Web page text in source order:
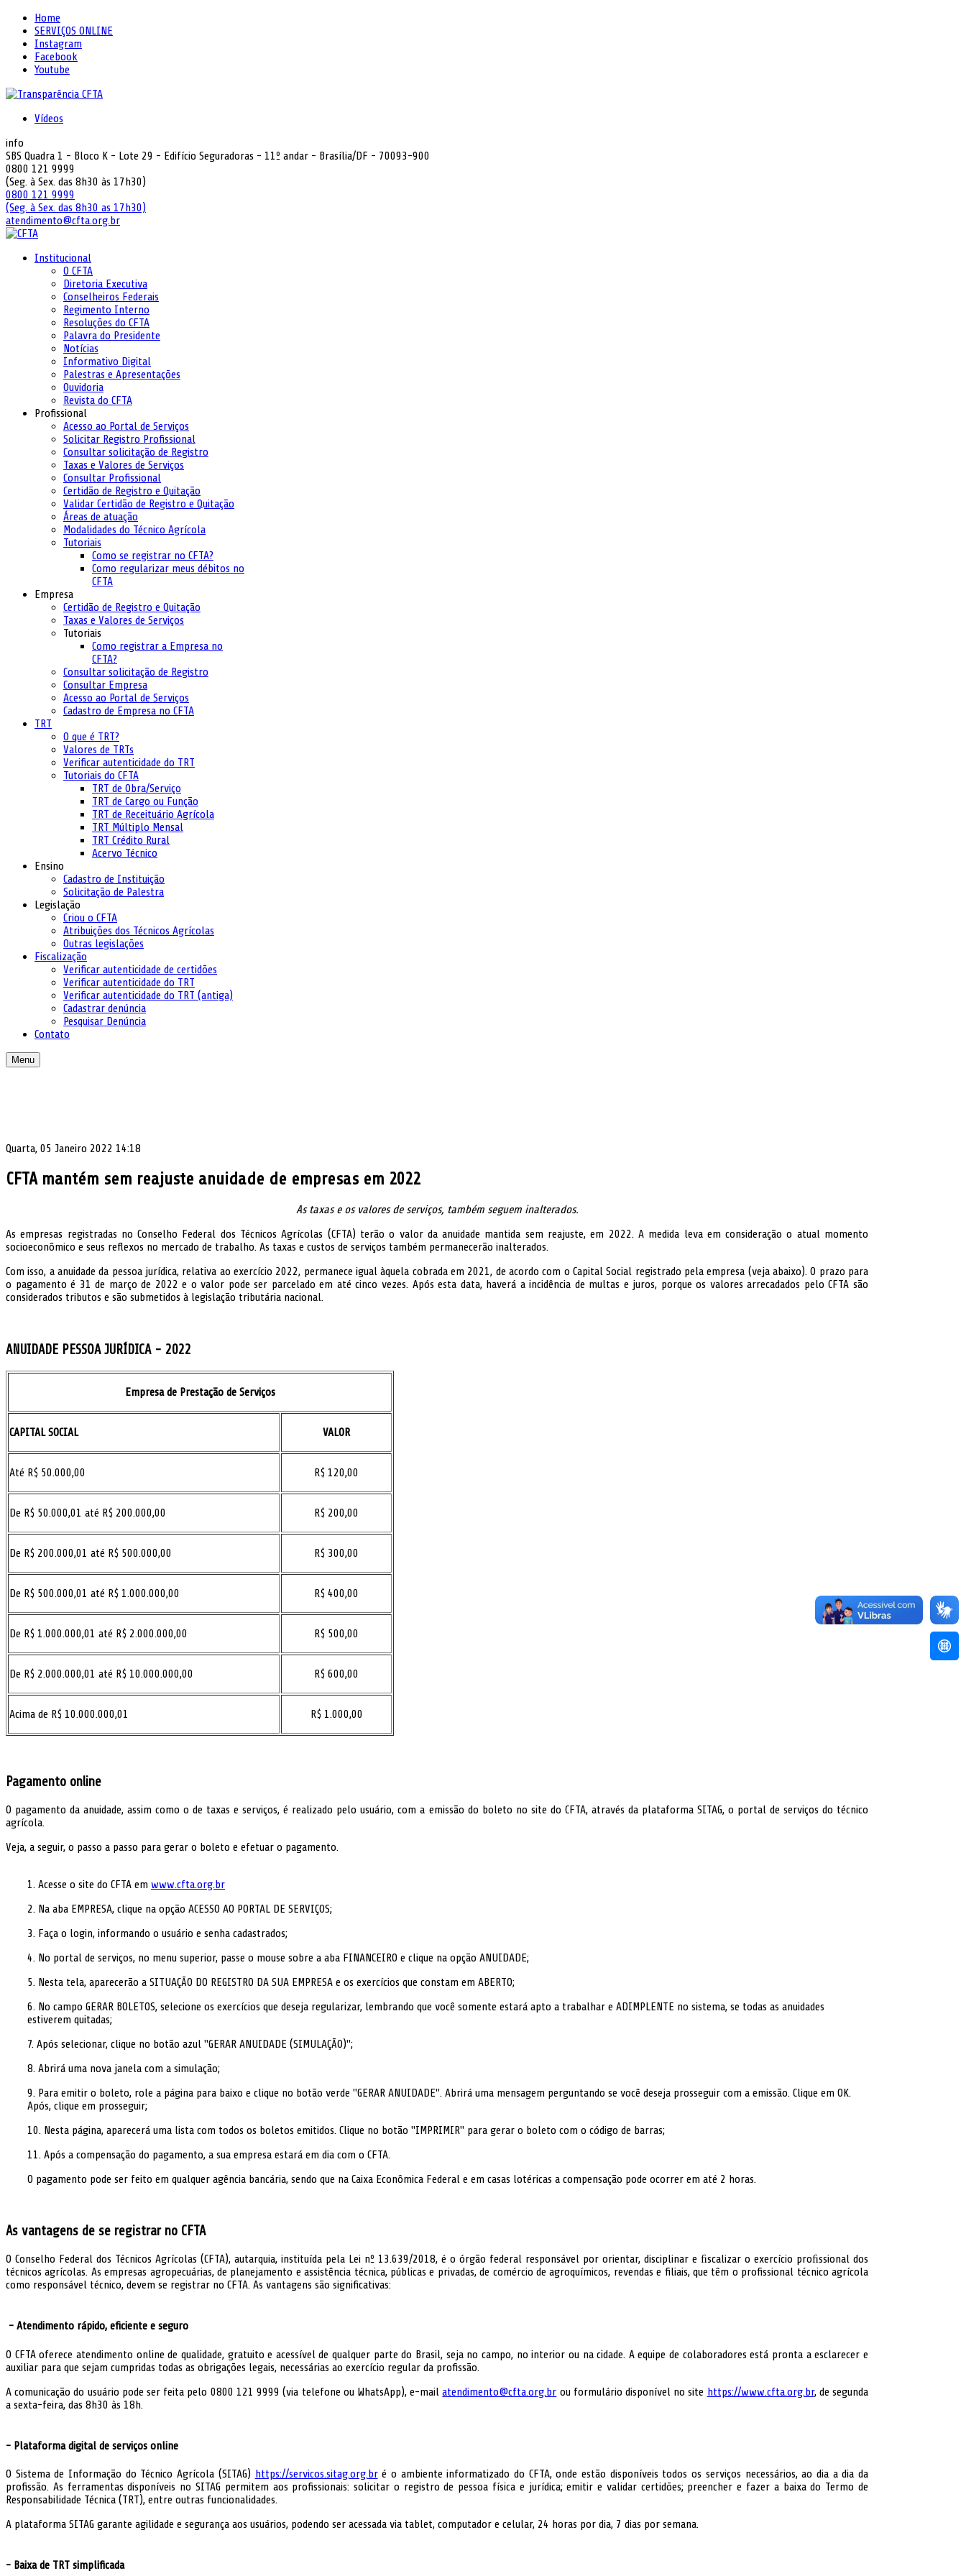
Home
SERVIÇOS ONLINE
Instagram
Facebook
Youtube
Vídeos
info
SBS Quadra 1 - Bloco K - Lote 29 - Edifício Seguradoras - 11º andar - Brasília/DF - 70093-900
0800 121 9999
(Seg. à Sex. das 8h30 às 17h30)
0800 121 9999
(Seg. à Sex. das 8h30 as 17h30)
atendimento@cfta.org.br
Institucional
O CFTA
Diretoria Executiva
Conselheiros Federais
Regimento Interno
Resoluções do CFTA
Palavra do Presidente
Notícias
Informativo Digital
Palestras e Apresentações
Ouvidoria
Revista do CFTA
Profissional
Acesso ao Portal de Serviços
Solicitar Registro Profissional
Consultar solicitação de Registro
Taxas e Valores de Serviços
Consultar Profissional
Certidão de Registro e Quitação
Validar Certidão de Registro e Quitação
Áreas de atuação
Modalidades do Técnico Agrícola
Tutoriais
Como se registrar no CFTA?
Como regularizar meus débitos no
CFTA
Empresa
Certidão de Registro e Quitação
Taxas e Valores de Serviços
Tutoriais
Como registrar a Empresa no
CFTA?
Consultar solicitação de Registro
Consultar Empresa
Acesso ao Portal de Serviços
Cadastro de Empresa no CFTA
TRT
O que é TRT?
Valores de TRTs
Verificar autenticidade do TRT
Tutoriais do CFTA
TRT de Obra/Serviço
TRT de Cargo ou Função
TRT de Receituário Agrícola
TRT Múltiplo Mensal
TRT Crédito Rural
Acervo Técnico
Ensino
Cadastro de Instituição
Solicitação de Palestra
Legislação
Criou o CFTA
Atribuições dos Técnicos Agrícolas
Outras legislações
Fiscalização
Verificar autenticidade de certidões
Verificar autenticidade do TRT
Verificar autenticidade do TRT (antiga)
Cadastrar denúncia
Pesquisar Denúncia
Contato
Menu
Quarta, 05 Janeiro 2022 14:18
CFTA mantém sem reajuste anuidade de empresas em 2022
As taxas e os valores de serviços, também seguem inalterados.
As empresas registradas no Conselho Federal dos Técnicos Agrícolas (CFTA) terão o valor da anuidade mantida sem reajuste, em 2022. A medida leva em consideração o atual momento
socioeconômico e seus reflexos no mercado de trabalho. As taxas e custos de serviços também permanecerão inalterados.
Com isso, a anuidade da pessoa jurídica, relativa ao exercício 2022, permanece igual àquela cobrada em 2021, de acordo com o Capital Social registrado pela empresa (veja abaixo). O prazo para
o pagamento é 31 de março de 2022 e o valor pode ser parcelado em até cinco vezes. Após esta data, haverá a incidência de multas e juros, porque os valores arrecadados pelo CFTA são
considerados tributos e são submetidos à legislação tributária nacional.
ANUIDADE PESSOA JURÍDICA - 2022
Empresa de Prestação de Serviços
CAPITAL SOCIAL VALOR
Até R$ 50.000,00 R$ 120,00
De R$ 50.000,01 até R$ 200.000,00 R$ 200,00
De R$ 200.000,01 até R$ 500.000,00 R$ 300,00
De R$ 500.000,01 até R$ 1.000.000,00 R$ 400,00
De R$ 1.000.000,01 até R$ 2.000.000,00 R$ 500,00
De R$ 2.000.000,01 até R$ 10.000.000,00 R$ 600,00
Acima de R$ 10.000.000,01 R$ 1.000,00
Pagamento online
O pagamento da anuidade, assim como o de taxas e serviços, é realizado pelo usuário, com a emissão do boleto no site do CFTA, através da plataforma SITAG, o portal de serviços do técnico
agrícola.
Veja, a seguir, o passo a passo para gerar o boleto e efetuar o pagamento.
1. Acesse o site do CFTA em www.cfta.org.br
2. Na aba EMPRESA, clique na opção ACESSO AO PORTAL DE SERVIÇOS;
3. Faça o login, informando o usuário e senha cadastrados;
4. No portal de serviços, no menu superior, passe o mouse sobre a aba FINANCEIRO e clique na opção ANUIDADE;
5. Nesta tela, aparecerão a SITUAÇÃO DO REGISTRO DA SUA EMPRESA e os exercícios que constam em ABERTO;
6. No campo GERAR BOLETOS, selecione os exercícios que deseja regularizar, lembrando que você somente estará apto a trabalhar e ADIMPLENTE no sistema, se todas as anuidades
estiverem quitadas;
7. Após selecionar, clique no botão azul "GERAR ANUIDADE (SIMULAÇÃO)";
8. Abrirá uma nova janela com a simulação;
9. Para emitir o boleto, role a página para baixo e clique no botão verde "GERAR ANUIDADE". Abrirá uma mensagem perguntando se você deseja prosseguir com a emissão. Clique em OK.
Após, clique em prosseguir;
10. Nesta página, aparecerá uma lista com todos os boletos emitidos. Clique no botão "IMPRIMIR" para gerar o boleto com o código de barras;
11. Após a compensação do pagamento, a sua empresa estará em dia com o CFTA.
O pagamento pode ser feito em qualquer agência bancária, sendo que na Caixa Econômica Federal e em casas lotéricas a compensação pode ocorrer em até 2 horas.
As vantagens de se registrar no CFTA
O Conselho Federal dos Técnicos Agrícolas (CFTA), autarquia, instituída pela Lei nº 13.639/2018, é o órgão federal responsável por orientar, disciplinar e ﬁscalizar o exercício proﬁssional dos
técnicos agrícolas. As empresas agropecuárias, de planejamento e assistência técnica, públicas e privadas, de comércio de agroquímicos, revendas e filiais, que têm o profissional técnico agrícola
como responsável técnico, devem se registrar no CFTA. As vantagens são significativas:
- Atendimento rápido, eficiente e seguro
O CFTA oferece atendimento online de qualidade, gratuito e acessível de qualquer parte do Brasil, seja no campo, no interior ou na cidade. A equipe de colaboradores está pronta a esclarecer e
auxiliar para que sejam cumpridas todas as obrigações legais, necessárias ao exercício regular da profissão.
A comunicação do usuário pode ser feita pelo 0800 121 9999 (via telefone ou WhatsApp), e-mailatendimento@cfta.org.br ou formulário disponível no site https://www.cfta.org.br, de segunda
a sexta-feira, das 8h30 às 18h.
- Plataforma digital de serviços online
O Sistema de Informação do Técnico Agrícola (SITAG) https://servicos.sitag.org.bré o ambiente informatizado do CFTA, onde estão disponíveis todos os serviços necessários, ao dia a dia da
profissão. As ferramentas disponíveis no SITAG permitem aos profissionais: solicitar o registro de pessoa física e jurídica; emitir e validar certidões; preencher e fazer a baixa do Termo de
Responsabilidade Técnica (TRT), entre outras funcionalidades.
A plataforma SITAG garante agilidade e segurança aos usuários, podendo ser acessada via tablet, computador e celular, 24 horas por dia, 7 dias por semana.
- Baixa de TRT simplificada